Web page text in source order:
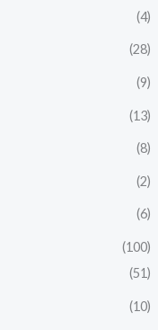
(4)
(28)
(9)
(13)
(8)
(2)
(6)
(100)
(51)
(10)